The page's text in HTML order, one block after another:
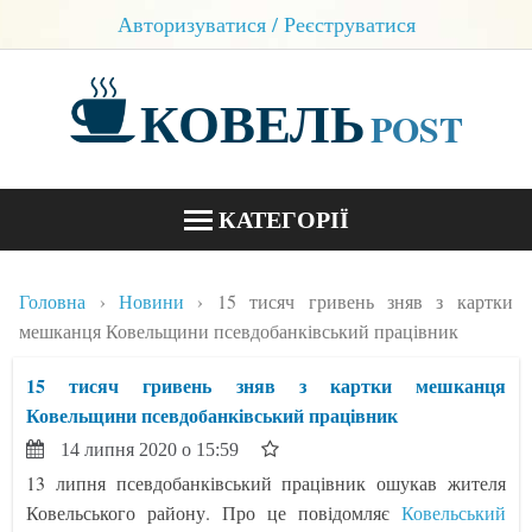
Авторизуватися / Реєструватися
КОВЕЛЬPOST
КАТЕГОРІЇ
БЛОГИ
Головна Новини
15 тисяч гривень зняв з картки
мешканця Ковельщини псевдобанківський працівник
15 тисяч гривень зняв з картки мешканця
Ковельщини псевдобанківський працівник
14 липня 2020 о 15:59
13 липня псевдобанківський працівник ошукав жителя
Ковельського району. Про це повідомляє Ковельський